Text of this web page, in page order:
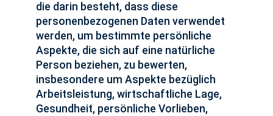
die darin besteht, dass diese
personenbezogenen Daten verwendet
werden, um bestimmte persönliche
Aspekte, die sich auf eine natürliche
Person beziehen, zu bewerten,
insbesondere um Aspekte bezüglich
Arbeitsleistung, wirtschaftliche Lage,
Gesundheit, persönliche Vorlieben,